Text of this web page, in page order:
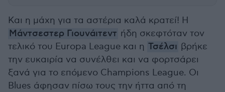
Και η μάχη για τα αστέρια καλά κρατεί! Η
Μάντσεστερ Γιουνάιτεντ ήδη σκεφτόταν τον
τελικό του Europa League και η Τσέλσι βρήκε
την ευκαιρία να συνέλθει και να φορτσάρει
ξανά για το επόμενο Champions League. Οι
Blues άφησαν πίσω τους την ήττα από τη